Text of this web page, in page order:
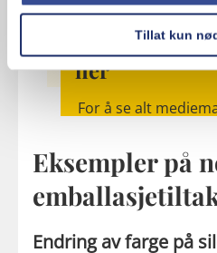
Tillat kun
Det skulle
her
For å se alt
Eksempler på
Endring av farge på